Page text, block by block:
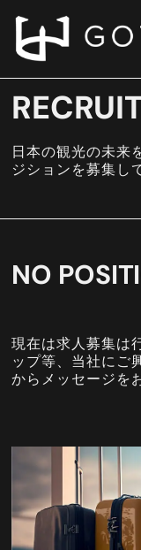
日本の観光の未来
ジションを募集し
NO
現在は求人募集は
ップ等、当社にご
からメッセージを